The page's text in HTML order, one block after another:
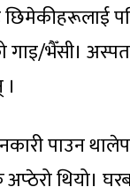
गाइ/भैँसी।
पाउन
थियो।